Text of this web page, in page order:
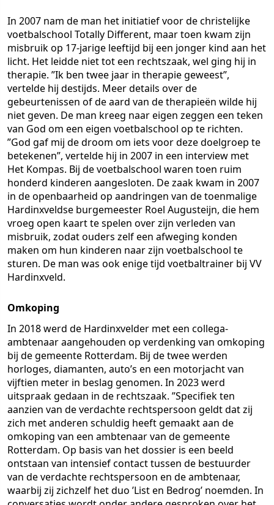
In 2007 nam de man het initiatief voor de christelijke
voetbalschool Totally Different, maar toen kwam zijn
misbruik op 17-jarige leeftijd bij een jonger kind aan het
licht. Het leidde niet tot een rechtszaak, wel ging hij in
therapie. ”Ik ben twee jaar in therapie geweest”,
vertelde hij destijds. Meer details over de
gebeurtenissen of de aard van de therapieën wilde hij
niet geven. De man kreeg naar eigen zeggen een teken
van God om een eigen voetbalschool op te richten.
”God gaf mij de droom om iets voor deze doelgroep te
betekenen”, vertelde hij in 2007 in een interview met
Het Kompas. Bij de voetbalschool waren toen ruim
honderd kinderen aangesloten. De zaak kwam in 2007
in de openbaarheid op aandringen van de toenmalige
Hardinxveldse burgemeester Roel Augusteijn, die hem
vroeg open kaart te spelen over zijn verleden van
misbruik, zodat ouders zelf een afweging konden
maken om hun kinderen naar zijn voetbalschool te
sturen. De man was ook enige tijd voetbaltrainer bij VV
Hardinxveld.
Omkoping
In 2018 werd de Hardinxvelder met een collega-
ambtenaar aangehouden op verdenking van omkoping
bij de gemeente Rotterdam. Bij de twee werden
horloges, diamanten, auto’s en een motorjacht van
vijftien meter in beslag genomen. In 2023 werd
uitspraak gedaan in de rechtszaak. ”Specifiek ten
aanzien van de verdachte rechtspersoon geldt dat zij
zich met anderen schuldig heeft gemaakt aan de
omkoping van een ambtenaar van de gemeente
Rotterdam. Op basis van het dossier is een beeld
ontstaan van intensief contact tussen de bestuurder
van de verdachte rechtspersoon en de ambtenaar,
waarbij zij zichzelf het duo ’List en Bedrog’ noemden. In